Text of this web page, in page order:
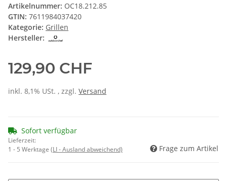
Artikelnummer: OC18.212.85
GTIN: 7611984037420
Kategorie: Grillen
Hersteller:
129,90 CHF
inkl. 8,1% USt. , zzgl. Versand
Sofort verfügbar
Lieferzeit:
1 - 5 Werktage (LI - Ausland abweichend) Frage zum Artikel